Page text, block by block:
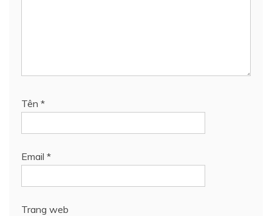
Tên *
Email *
Trang web